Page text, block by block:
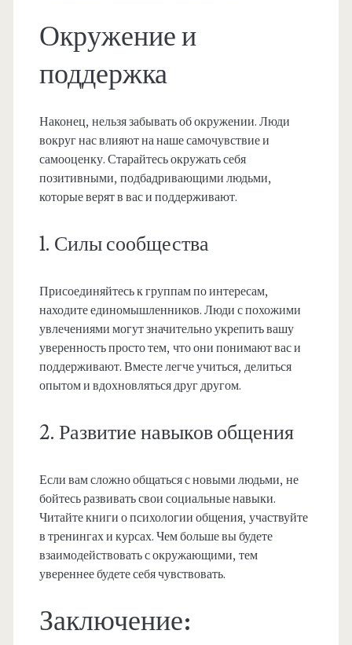
Окружение и
поддержка
Наконец, нельзя забывать об окружении. Люди
вокруг нас влияют на наше самочувствие и
самооценку. Старайтесь окружать себя
позитивными, подбадривающими людьми,
которые верят в вас и поддерживают.
1. Силы сообщества
Присоединяйтесь к группам по интересам,
находите единомышленников. Люди с похожими
увлечениями могут значительно укрепить вашу
уверенность просто тем, что они понимают вас и
поддерживают. Вместе легче учиться, делиться
опытом и вдохновляться друг другом.
2. Развитие навыков общения
Если вам сложно общаться с новыми людьми, не
бойтесь развивать свои социальные навыки.
Читайте книги о психологии общения, участвуйте
в тренингах и курсах. Чем больше вы будете
взаимодействовать с окружающими, тем
увереннее будете себя чувствовать.
Заключение: